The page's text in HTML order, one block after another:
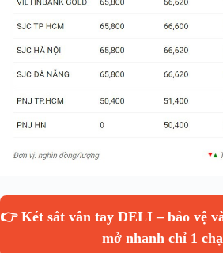
👉 Két sắt vân tay DELI – bảo vệ
mở nhanh chỉ 1